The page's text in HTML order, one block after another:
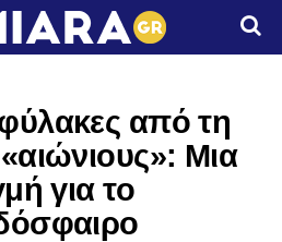
από τη
Μια
για το